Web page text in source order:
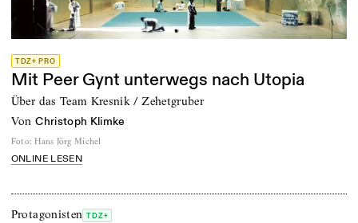
TDZ+ PRO
Mit Peer Gynt unterwegs nach Utopia
Über das Team Kresnik / Zehetgruber
von Christoph Klimke
Foto: Hans Jörg Michel
ONLINE LESEN
Protagonisten TDZ+